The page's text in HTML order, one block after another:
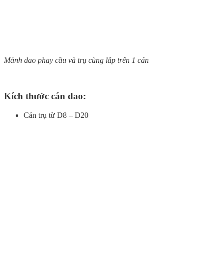
Mảnh dao phay cầu và trụ cùng lắp trên 1 cán
Kích thước cán dao:
Cán trụ từ D8 – D20